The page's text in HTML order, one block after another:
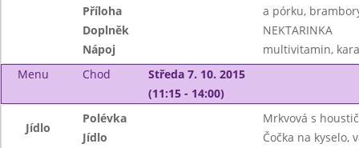
Příloha
a pórku,
Doplněk
NEKTARINKA
Nápoj
multivitamin,
Menu
Chod
Středa 7. 10. 2015
(11:15 - 14:00)
Jídlo
Polévka
Mrkvová s
Jídlo
Čočka na kyselo,